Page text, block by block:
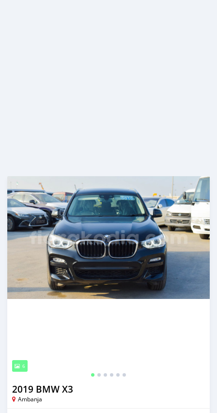
6
2019 BMW X3
Ambanja